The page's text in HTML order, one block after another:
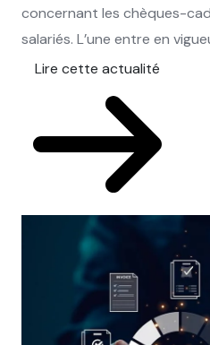
concernant les chèques-
salariés. L’une entre en
Lire cette actualité